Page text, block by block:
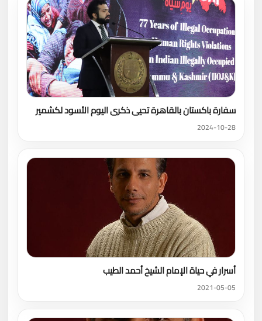
سفارة باكستان بالقاهرة تحيى ذكرى اليوم الأسود لكشمير
2024-10-28
أسرار في حياة الإمام الشيخ أحمد الطيب
2021-05-05